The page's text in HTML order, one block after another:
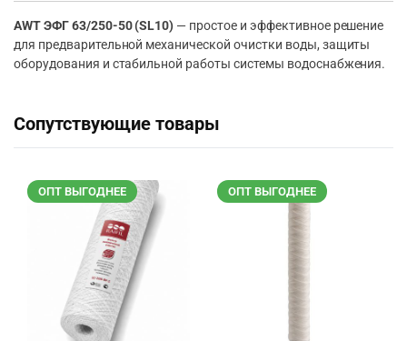
AWT ЭФГ 63/250-50 (SL10) — простое и эффективное решение
для предварительной механической очистки воды, защиты
оборудования и стабильной работы системы водоснабжения.
Сопутствующие товары
ОПТ ВЫГОДНЕЕ ОПТ ВЫГОДНЕЕ